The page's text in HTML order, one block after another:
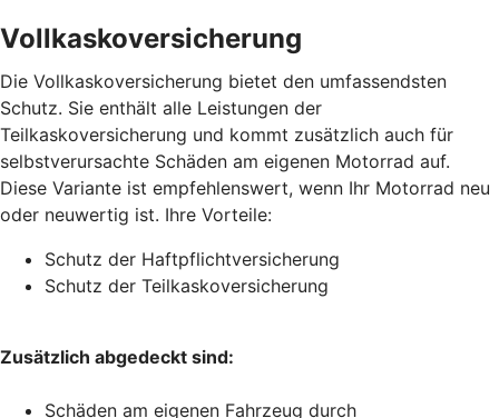
Vollkaskoversicherung
Die Vollkaskoversicherung bietet den umfassendsten
Schutz. Sie enthält alle Leistungen der
Teilkaskoversicherung und kommt zusätzlich auch für
selbstverursachte Schäden am eigenen Motorrad auf.
Diese Variante ist empfehlenswert, wenn Ihr Motorrad neu
oder neuwertig ist. Ihre Vorteile:
Schutz der Haftpflichtversicherung
Schutz der Teilkaskoversicherung
Zusätzlich abgedeckt sind:
Schäden am eigenen Fahrzeug durch